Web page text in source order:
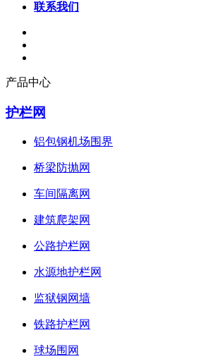
联系我们
产品中心
护栏网
铝包钢机场围界
桥梁防抛网
车间隔离网
建筑爬架网
公路护栏网
水源地护栏网
监狱钢网墙
铁路护栏网
球场围网